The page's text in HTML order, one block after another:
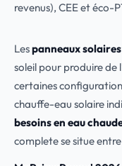
revenus), CEE et éco-
Lespanneaux
soleil pour produire de
certaines
chauffe-eau solaire
besoins en eau
complete se situe entre